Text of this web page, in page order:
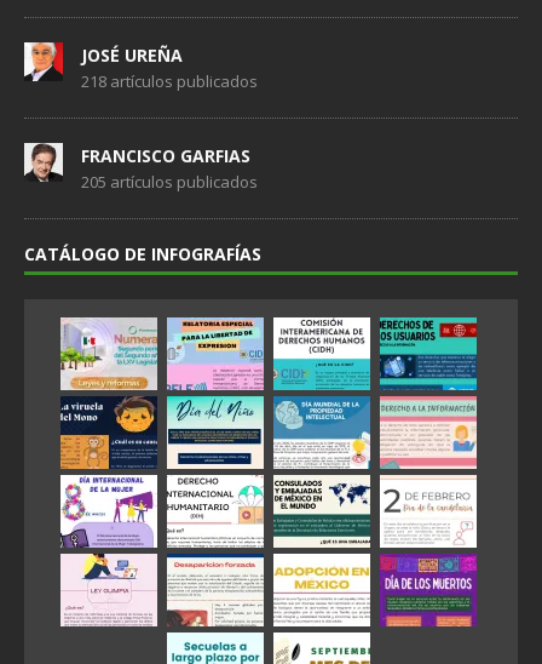
JOSÉ UREÑA
218 artículos publicados
FRANCISCO GARFIAS
205 artículos publicados
CATÁLOGO DE INFOGRAFÍAS